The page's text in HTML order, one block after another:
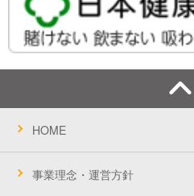
HOME
事業理念・運営方針